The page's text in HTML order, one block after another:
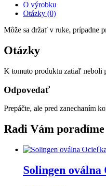
O výrobku
Otázky (0)
Môže sa držať v ruke, prípadne
Otázky
K tomuto produktu zatiaľ neboli
Odpovedať
Prepáčte, ale pred zanechaním
Radi Vám poradíme
Solingen